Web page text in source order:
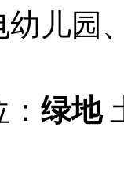
幼儿园
绿地